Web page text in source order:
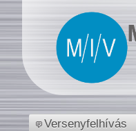
Versenyfelhívás